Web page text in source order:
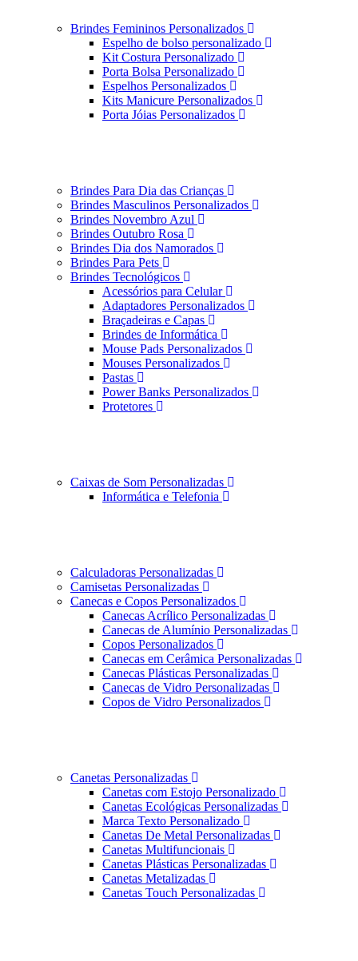
Brindes Femininos Personalizados
Espelho de bolso personalizado
Kit Costura Personalizado
Porta Bolsa Personalizado
Espelhos Personalizados
Kits Manicure Personalizados
Porta Jóias Personalizados
Brindes Para Dia das Crianças
Brindes Masculinos Personalizados
Brindes Novembro Azul
Brindes Outubro Rosa
Brindes Dia dos Namorados
Brindes Para Pets
Brindes Tecnológicos
Acessórios para Celular
Adaptadores Personalizados
Braçadeiras e Capas
Brindes de Informática
Mouse Pads Personalizados
Mouses Personalizados
Pastas
Power Banks Personalizados
Protetores
Caixas de Som Personalizadas
Informática e Telefonia
Calculadoras Personalizadas
Camisetas Personalizadas
Canecas e Copos Personalizados
Canecas Acrílico Personalizadas
Canecas de Alumínio Personalizadas
Copos Personalizados
Canecas em Cerâmica Personalizadas
Canecas Plásticas Personalizadas
Canecas de Vidro Personalizadas
Copos de Vidro Personalizados
Canetas Personalizadas
Canetas com Estojo Personalizado
Canetas Ecológicas Personalizadas
Marca Texto Personalizado
Canetas De Metal Personalizadas
Canetas Multifuncionais
Canetas Plásticas Personalizadas
Canetas Metalizadas
Canetas Touch Personalizadas